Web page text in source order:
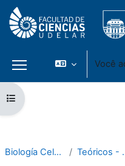
Ir para o conteúdo principal
Painel lateral
Você
Abrir índice do curso
Biología Celular 2021